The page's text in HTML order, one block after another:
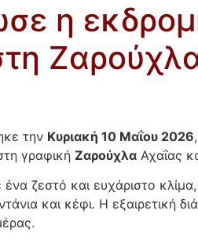
η
την Κυριακή 10 Μαΐου 2026
γραφική Ζαρούχλα Αχαΐας
ζεστό και ευχάριστο
και κέφι. Η εξαιρετική